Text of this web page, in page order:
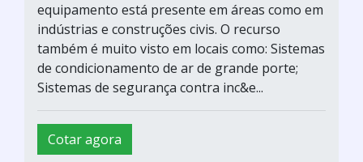
equipamento está presente em áreas como em
indústrias e construções civis. O recurso
também é muito visto em locais como: Sistemas
de condicionamento de ar de grande porte;
Sistemas de segurança contra inc&e...
Cotar agora